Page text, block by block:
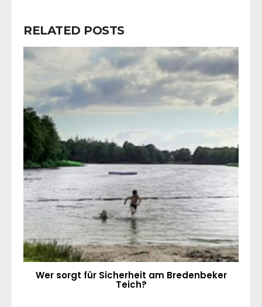
RELATED POSTS
Wer sorgt für Sicherheit am Bredenbeker
Teich?